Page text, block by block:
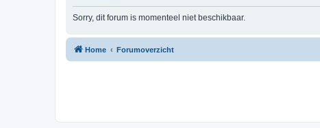
Sorry, dit forum is momenteel niet beschikbaar.
Home Forumoverzicht